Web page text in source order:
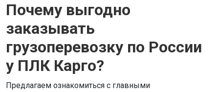
Почему выгодно
заказывать
грузоперевозку по России
у ПЛК Карго?
Предлагаем ознакомиться с главными